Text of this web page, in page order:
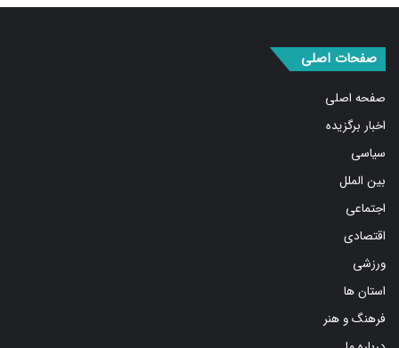
صفحه اصلی
اخبار برگزیده
سیاسی
بین الملل
اجتماعی
اقتصادی
ورزشی
استان ها
فرهنگ و هنر
درباره ما